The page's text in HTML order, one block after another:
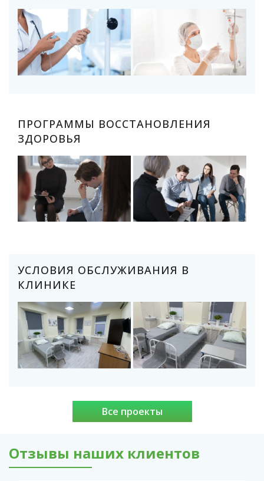
ПРОГРАММЫ ВОССТАНОВЛЕНИЯ
ЗДОРОВЬЯ
УСЛОВИЯ ОБСЛУЖИВАНИЯ В
КЛИНИКЕ
Все проекты
Отзывы наших клиентов